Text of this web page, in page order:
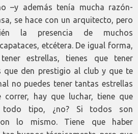
–y además tenía mucha razón-
se hace con un arquitecto, pero
la presencia de muchos
etcétera. De igual forma,
estrellas, tienes que tener
que den prestigio al club y que te
no puedes tener tantas estrellas
correr, hay que luchar, tiene que
todo tipo, ¿no? Si todos son
lo mismo. Tiene que haber